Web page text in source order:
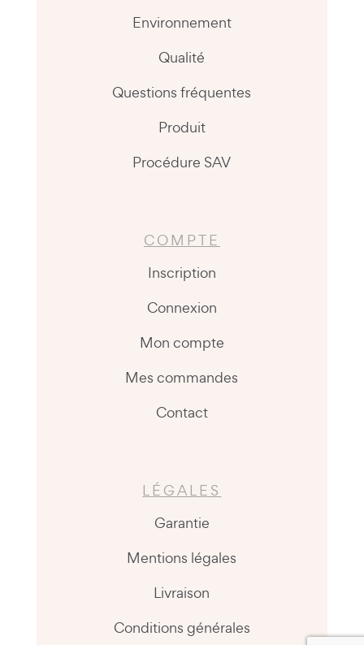
Environnement
Qualité
Questions fréquentes
Produit
Procédure SAV
COMPTE
Inscription
Connexion
Mon compte
Mes commandes
Contact
LÉGALES
Garantie
Mentions légales
Livraison
Conditions générales